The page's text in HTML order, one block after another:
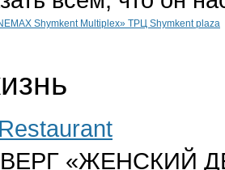
Shymkent Multiplex» ТРЦ Shymkent plaza
«ЖЕНСКИЙ